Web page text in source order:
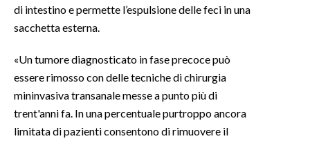
di intestino e permette l’espulsione delle feci in una
sacchetta esterna.
«Un tumore diagnosticato in fase precoce può
essere rimosso con delle tecniche di chirurgia
mininvasiva transanale messe a punto più di
trent'anni fa. In una percentuale purtroppo ancora
limitata di pazienti consentono di rimuovere il